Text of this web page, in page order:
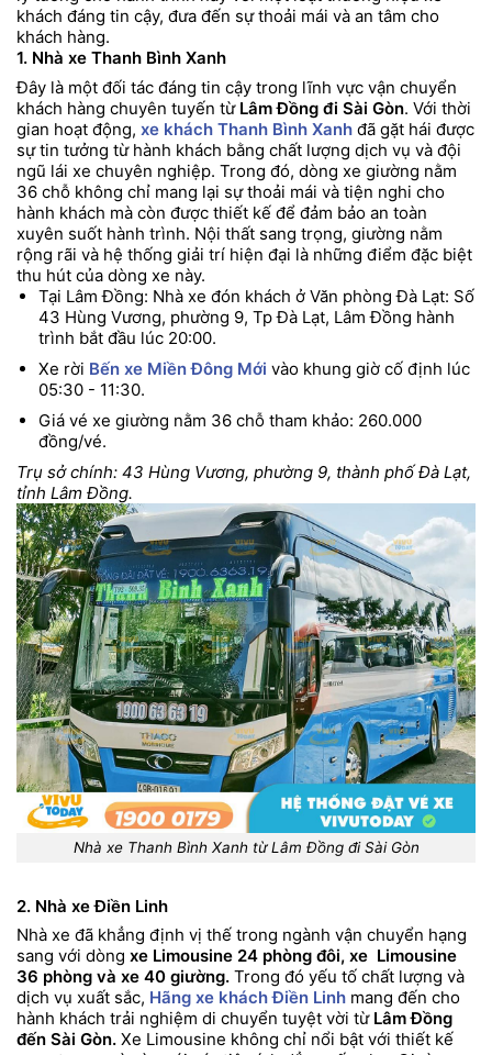
khách đáng tin cậy, đưa đến sự thoải mái và an tâm cho
khách hàng.
1. Nhà xe Thanh Bình Xanh
Đây là một đối tác đáng tin cậy trong lĩnh vực vận chuyển
khách hàng chuyên tuyến từ Lâm Đồng đi Sài Gòn. Với thời
gian hoạt động, xe khách Thanh Bình Xanh đã gặt hái được
sự tin tưởng từ hành khách bằng chất lượng dịch vụ và đội
ngũ lái xe chuyên nghiệp. Trong đó, dòng xe giường nằm
36 chỗ không chỉ mang lại sự thoải mái và tiện nghi cho
hành khách mà còn được thiết kế để đảm bảo an toàn
xuyên suốt hành trình. Nội thất sang trọng, giường nằm
rộng rãi và hệ thống giải trí hiện đại là những điểm đặc biệt
thu hút của dòng xe này.
Tại Lâm Đồng: Nhà xe đón khách ở Văn phòng Đà Lạt: Số
43 Hùng Vương, phường 9, Tp Đà Lạt, Lâm Đồng hành
trình bắt đầu lúc 20:00.
Xe rời Bến xe Miền Đông Mới vào khung giờ cố định lúc
05:30 - 11:30.
Giá vé xe giường nằm 36 chỗ tham khảo: 260.000
đồng/vé.
Trụ sở chính: 43 Hùng Vương, phường 9, thành phố Đà Lạt,
tỉnh Lâm Đồng.
Nhà xe Thanh Bình Xanh từ Lâm Đồng đi Sài Gòn
2. Nhà xe Điền Linh
Nhà xe đã khẳng định vị thế trong ngành vận chuyển hạng
sang với dòng xe Limousine 24 phòng đôi, xe Limousine
36 phòng và xe 40 giường. Trong đó yếu tố chất lượng và
dịch vụ xuất sắc, Hãng xe khách Điền Linh mang đến cho
hành khách trải nghiệm di chuyển tuyệt vời từLâm Đồng
đến Sài Gòn. Xe Limousine không chỉ nổi bật với thiết kế